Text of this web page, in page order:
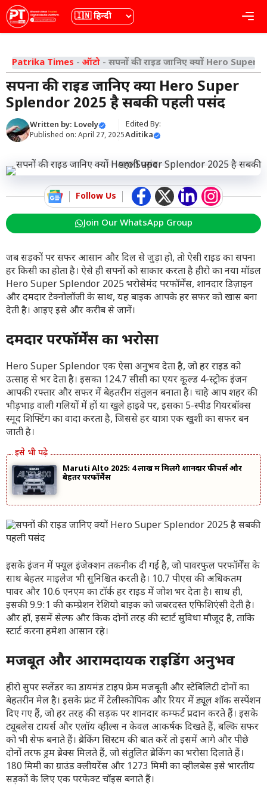
Skip
to
content
भाषा
Patrika Times - ऑटो - सपनों की राइड जानिए क्यों Hero
सपनों की राइड जानिए क्यों Hero Super
Splendor 2025 है सबकी पहली पसंद
Written by: Lovely
Published on: April 27, 2025
Edited By:
Aditika
Follow Us
Join Our WhatsApp Group
जब सड़कों पर सफर आसान और दिल से जुड़ा हो, तो ऐसी राइड का सपना
हर किसी का होता है। ऐसे ही सपनों को साकार करता है हीरो का नया मॉडल
Hero Super Splendor 2025 भरोसेमंद परफॉर्मेंस, शानदार डिज़ाइन
और दमदार टेक्नोलॉजी के साथ, यह बाइक आपके हर सफर को खास बना
देती है। आइए इसे और करीब से जानें।
दमदार परफॉर्मेंस का भरोसा
Hero Super Splendor एक ऐसा अनुभव देता है, जो हर राइड को
उत्साह से भर देता है। इसका 124.7 सीसी का एयर कूल्ड 4-स्ट्रोक इंजन
आपकी रफ्तार और सफर में बेहतरीन संतुलन बनाता है। चाहे आप शहर की
भीड़भाड़ वाली गलियों में हों या खुले हाइवे पर, इसका 5-स्पीड गियरबॉक्स
स्मूद शिफ्टिंग का वादा करता है, जिससे हर यात्रा एक खुशी का सफर बन
जाती है।
Maruti Alto 2025: 4 लाख में मिलेंगे शानदार फीचर्स और
बेहतर परफॉर्मेंस
इसके इंजन में फ्यूल इंजेक्शन तकनीक दी गई है, जो पावरफुल परफॉर्मेंस के
साथ बेहतर माइलेज भी सुनिश्चित करती है। 10.7 पीएस की अधिकतम
पावर और 10.6 एनएम का टॉर्क हर राइड में जोश भर देता है। साथ ही,
इसकी 9.9:1 की कम्प्रेशन रेशियो बाइक को जबरदस्त एफिशिएंसी देती है।
और हाँ, इसमें सेल्फ और किक दोनों तरह की स्टार्ट सुविधा मौजूद है, ताकि
स्टार्ट करना हमेशा आसान रहे।
मजबूत और आरामदायक राइडिंग अनुभव
हीरो सुपर स्प्लेंडर का डायमंड टाइप फ्रेम मजबूती और स्टेबिलिटी दोनों का
बेहतरीन मेल है। इसके फ्रंट में टेलीस्कोपिक और रियर में ड्यूल शॉक सस्पेंशन
दिए गए हैं, जो हर तरह की सड़क पर शानदार कम्फर्ट प्रदान करते हैं। इसके
ट्यूबलेस टायर्स और एलॉय व्हील्स न केवल आकर्षक दिखते हैं, बल्कि सफर
को भी सेफ बनाते हैं। ब्रेकिंग सिस्टम की बात करें तो इसमें आगे और पीछे
दोनों तरफ ड्रम ब्रेक्स मिलते हैं, जो संतुलित ब्रेकिंग का भरोसा दिलाते हैं।
180 मिमी का ग्राउंड क्लीयरेंस और 1273 मिमी का व्हीलबेस इसे भारतीय
सड़कों के लिए एक परफेक्ट चॉइस बनाते हैं।